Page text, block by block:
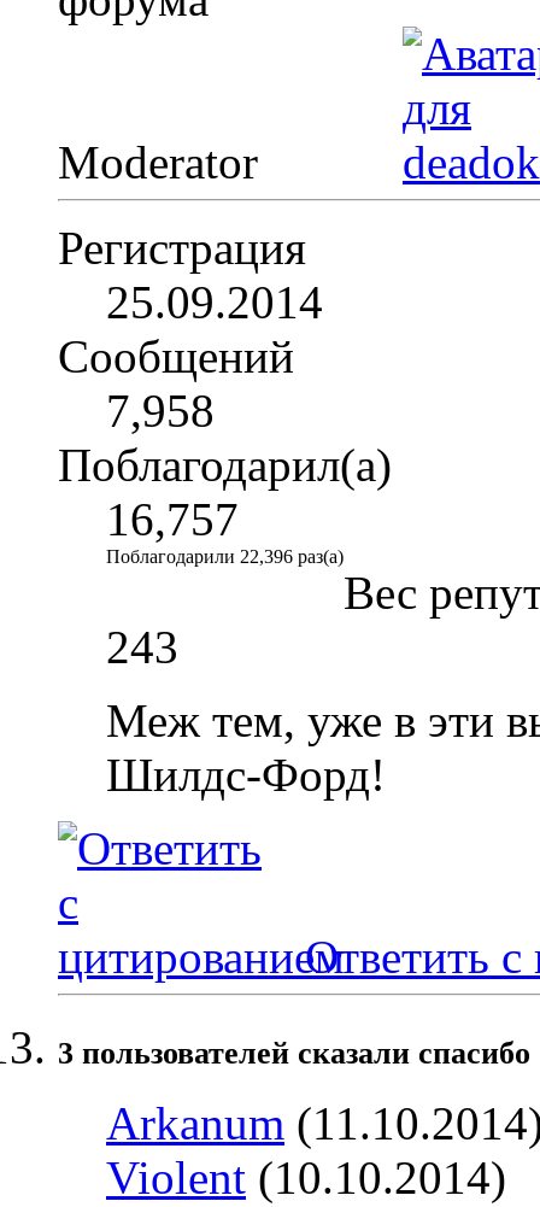
Moderator
Регистрация
25.09.2014
Сообщений
7,958
Поблагодарил(а)
16,757
Поблагодарили 22,396 раз(а)
Вес
243
Меж тем, уже в эти
Шилдс-Форд!
Ответить с
3 пользователей сказали
Arkanum
Violent (10.10.2014)